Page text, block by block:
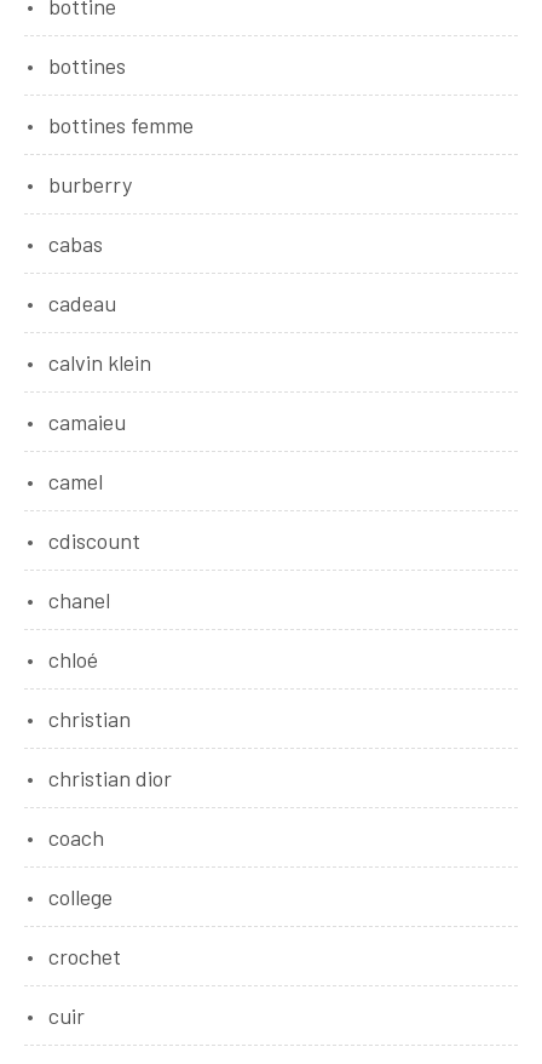
bottine
bottines
bottines femme
burberry
cabas
cadeau
calvin klein
camaieu
camel
cdiscount
chanel
chloé
christian
christian dior
coach
college
crochet
cuir